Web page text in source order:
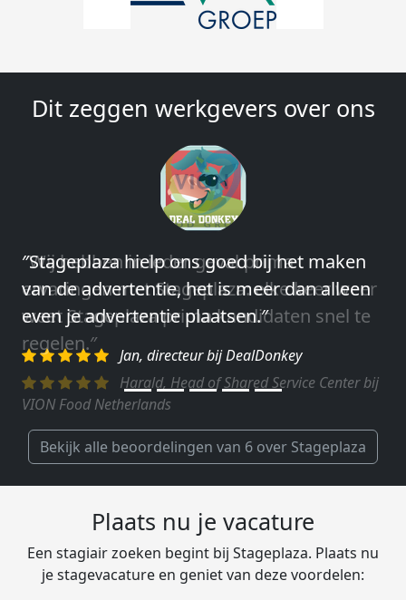
Dit zeggen werkgevers over ons
″Wij hebben in ieder geval prima
ervaringen met Stageplaza: elke keer weer
weet Stageplaza prima kandidaten snel te
regelen.″
Harald, Head of Shared Service Center bij
VION Food Netherlands
Bekijk alle beoordelingen van 6 over Stageplaza
Plaats nu je vacature
Een stagiair zoeken begint bij Stageplaza. Plaats nu
je stagevacature en geniet van deze voordelen: